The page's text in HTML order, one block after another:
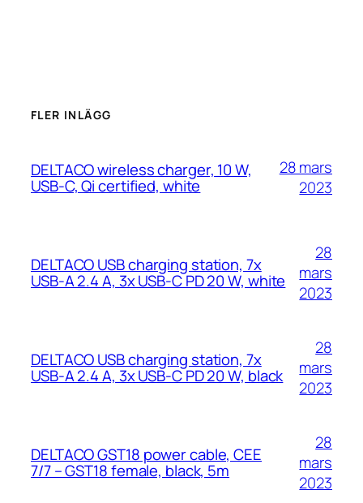
FLER INLÄGG
DELTACO wireless charger, 10 W,
USB-C, Qi certified, white
28 mars
2023
DELTACO USB charging station, 7x
USB-A 2.4 A, 3x USB-C PD 20 W, white
28
mars
2023
DELTACO USB charging station, 7x
USB-A 2.4 A, 3x USB-C PD 20 W, black
28
mars
2023
DELTACO GST18 power cable, CEE
7/7 – GST18 female, black, 5m
28
mars
2023